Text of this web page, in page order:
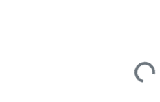
Loading...